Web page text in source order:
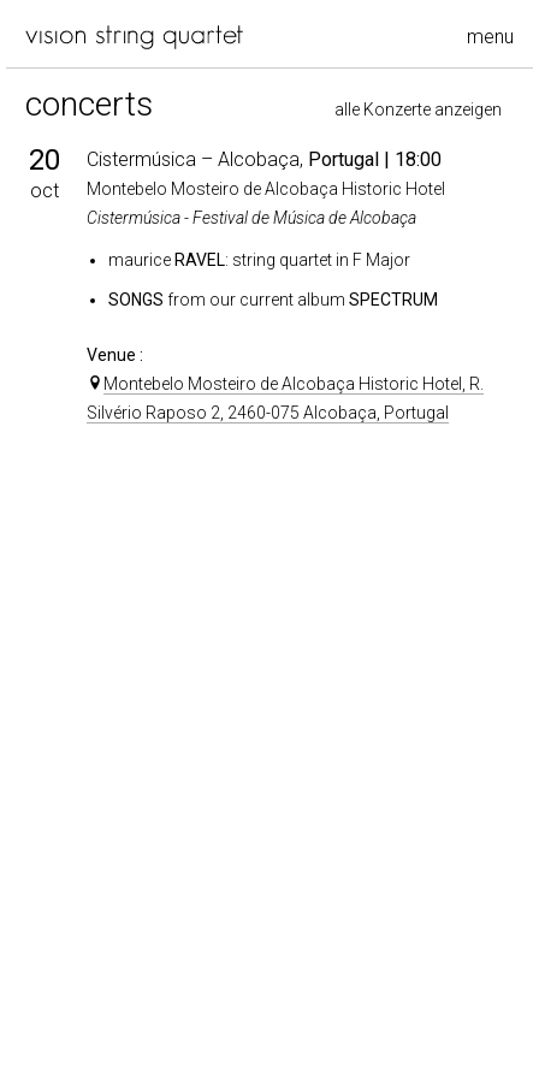
menu
concerts alle Konzerte anzeigen
20
oct
Cistermúsica – Alcobaça, Portugal | 18:00
Montebelo Mosteiro de Alcobaça Historic Hotel
Cistermúsica - Festival de Música de Alcobaça
maurice RAVEL: string quartet in F Major
SONGS from our current albumSPECTRUM
Venue :
Montebelo Mosteiro de Alcobaça Historic Hotel, R.
Silvério Raposo 2, 2460-075 Alcobaça, Portugal